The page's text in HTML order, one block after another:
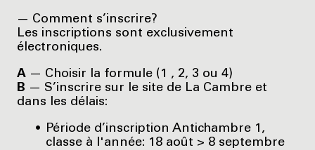
— Comment s’inscrire?
Les inscriptions sont exclusivement
électroniques.
A — Choisir la formule (1 , 2, 3 ou 4)
B — S’inscrire sur le site de La Cambre et
dans les délais:
Période d’inscription Antichambre 1,
classe à l'année: 18 août > 8 septembre